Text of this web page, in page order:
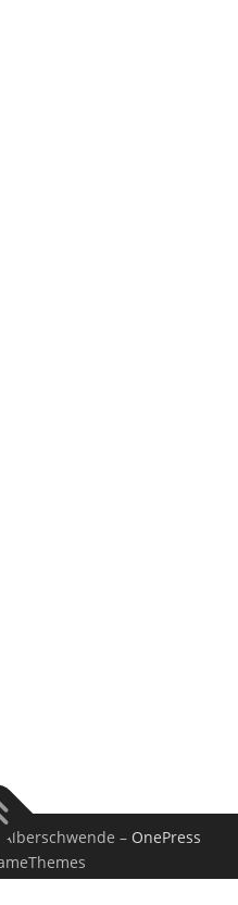
– OnePress